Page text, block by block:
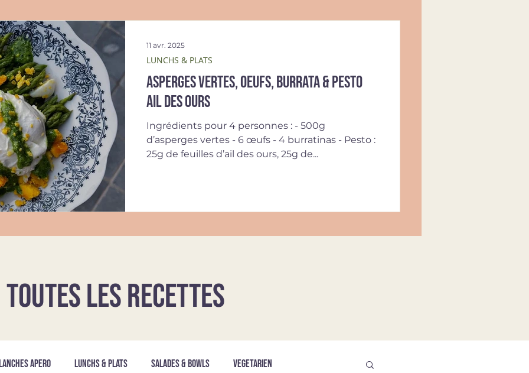
Asperges vertes, oeufs, burrata & pesto
ail des ours
Ingrédients pour 4 personnes : - 500g
d’asperges vertes - 6 œufs - 4 burratinas - Pesto :
25g de feuilles d’ail des ours, 25g de...
LUNCHS & PLATS
11 avr. 2025
TOUTES LES RECETTES
APERO LUNCHS & PLATS SALADES & BOWLS VEGETARIEN